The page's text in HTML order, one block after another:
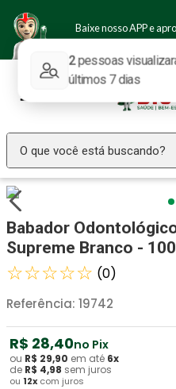
Baixe nosso APP e
O que você está buscando?
Babador
Supreme Branco -
☆☆☆☆☆ (0)
Referência: 19742
R$ 28,40no Pix
ou R$ 29,90 em até 6x
de R$ 4,98 sem juros
ou 12x com juros
2º Fralda Geriatrica
3º Luva Latex
4 º Estetoscopio Littmann
5º Littmann
6º Absorvente Geriatrico
7º Gaze Esteril